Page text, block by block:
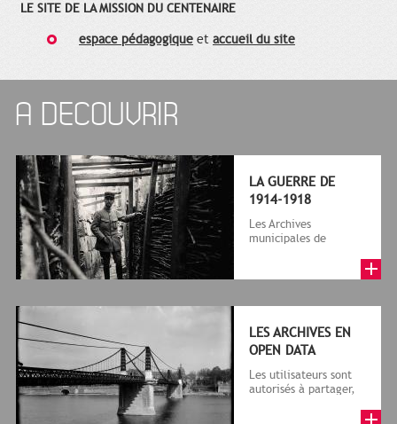
LE SITE DE LA MISSION DU CENTENAIRE
espace pédagogique et accueil du site
A DECOUVRIR
LA GUERRE DE
1914-1918
Les Archives
municipales de
centenaire de la Gr...
LES ARCHIVES EN
OPEN DATA
Les utilisateurs sont
autorisés à partager,